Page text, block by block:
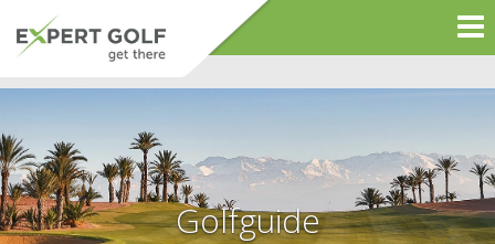
Golfguide